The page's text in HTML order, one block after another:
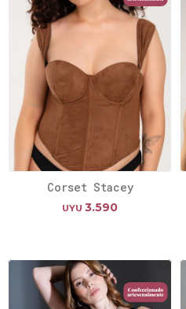
Corset Stacey
UYU 3.590